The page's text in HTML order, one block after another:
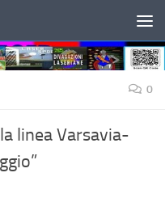
0
linea Varsavia-